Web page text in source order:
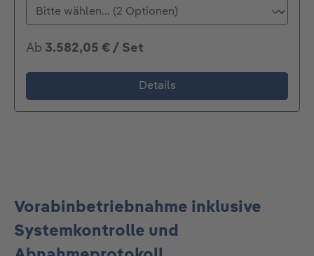
Ab 3.582,05 € / Set
Details
Vorabinbetriebnahme inklusive
Systemkontrolle und